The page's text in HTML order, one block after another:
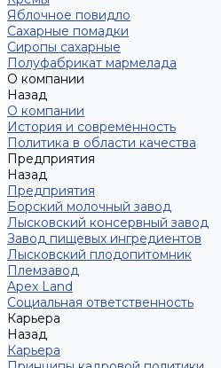
Яблочное повидло
Сахарные помадки
Сиропы сахарные
Полуфабрикат мармелада
О компании
Назад
О компании
История и современность
Политика в области качества
Предприятия
Назад
Предприятия
Борский молочный завод
Лысковский консервный завод
Завод пищевых ингредиентов
Лысковский плодопитомник
Племзавод
Apex Land
Социальная ответственность
Карьера
Назад
Карьера